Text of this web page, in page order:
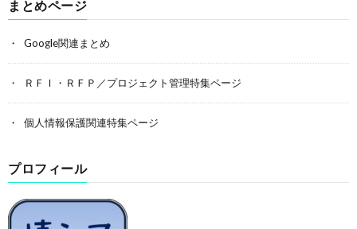
まとめページ
Google関連まとめ
ＲＦＩ・ＲＦＰ／プロジェクト管理特集ページ
個人情報保護関連特集ページ
プロフィール